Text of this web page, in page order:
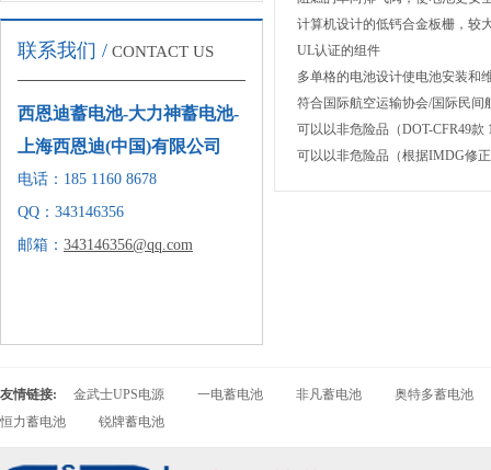
联系我们 / CONTACT US
西恩迪蓄电池-大力神蓄电池-
上海西恩迪(中国)有限公司
电话：185 1160 8678
QQ：343146356
邮箱： 343146356@qq.com
计算机设计的低钙合金板栅，较
UL认证的组件
多单格的电池设计使电池安装和
符合国际航空运输协会/国际民
可以以非危险品（DOT-CFR49款
可以以非危险品（根据IMDG修
友情链接: 金武士UPS电源 一电蓄电池 非凡蓄电池
奥特多蓄电池
恒力蓄电池
锐牌蓄电池